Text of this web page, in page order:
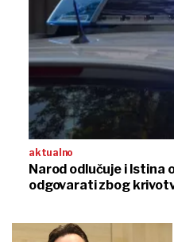
aktualno
Narod odlučuje i Istina
odgovarati zbog